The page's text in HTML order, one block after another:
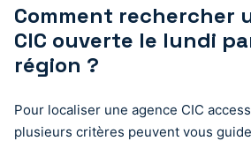
Comment rechercher
CIC ouverte le lundi
région ?
Pour localiser une agence CIC
plusieurs critères peuvent vous